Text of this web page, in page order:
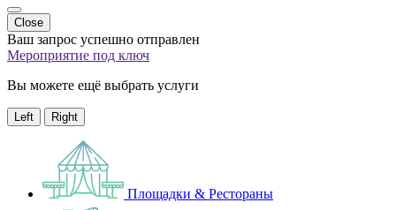
Close
Ваш запрос успешно отправлен
Мероприятие под ключ
Вы можете ещё выбрать услуги
Left Right
Площадки & Рестораны